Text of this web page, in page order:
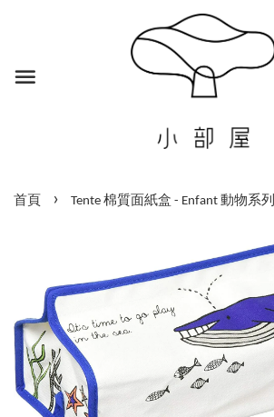
首頁 › Tente 棉質面紙盒 - Enfant 動物系列